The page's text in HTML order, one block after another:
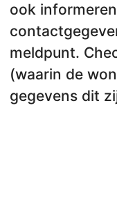
ook
meldpunt.
(waarin de
gegevens dit